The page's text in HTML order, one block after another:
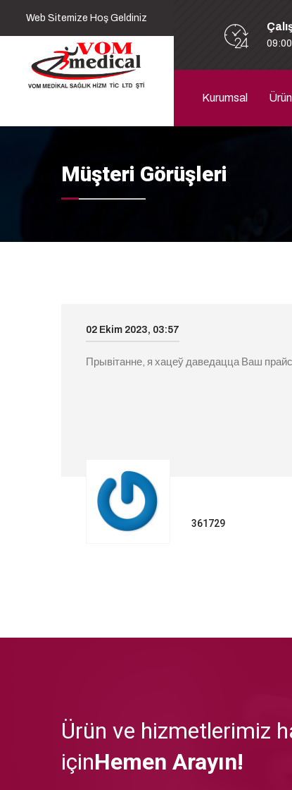
Web Sitemize Hoş Geldiniz
Kurumsal
Müşteri Görüşleri
02 Ekim 2023, 03:57
Прывітанне, я хацеў даведацца Ваш прайс.
361729
Ürün ve hizmetlerimiz
içinHemen Arayın!